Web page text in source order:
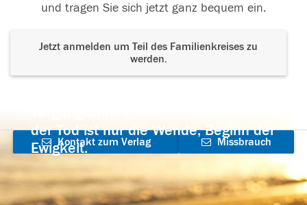
und tragen Sie sich jetzt ganz bequem ein.
Jetzt anmelden um Teil des Familienkreises zu
werden.
der Tod ist nur die Wende, Beginn der
Ewigkeit.
Kontakt zum Verlag
aufnehmen
Missbrauch